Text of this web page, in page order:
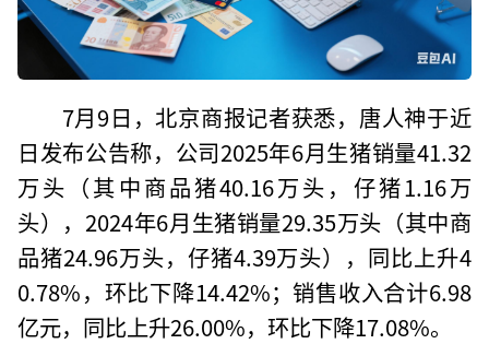
7月9日，北京商报记者获悉，唐人神于近
日发布公告称，公司2025年6月生猪销量41.32
万头（其中商品猪40.16万头，仔猪1.16万
头），2024年6月生猪销量29.35万头（其中商
品猪24.96万头，仔猪4.39万头），同比上升4
0.78%，环比下降14.42%；销售收入合计6.98
亿元，同比上升26.00%，环比下降17.08%。